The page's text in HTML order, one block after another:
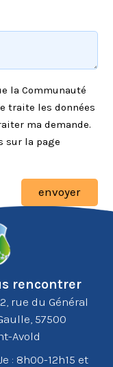
la Communauté
traite les données
ma demande.
sur la page
envoyer
rencontrer
rue du Général
57500
Avold
: 8h00-12h15 et